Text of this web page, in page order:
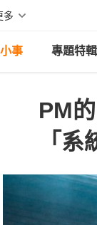
多
事 專題特輯
PM
「